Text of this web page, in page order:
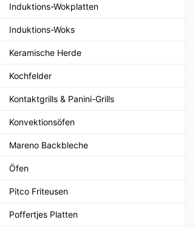
Induktions-Wokplatten
Induktions-Woks
Keramische Herde
Kochfelder
Kontaktgrills & Panini-Grills
Konvektionsöfen
Mareno Backbleche
Öfen
Pitco Friteusen
Poffertjes Platten